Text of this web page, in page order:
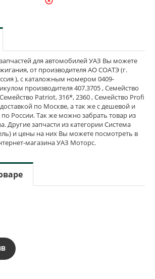
для автомобилей УАЗ Вы можете
от производителя АО СОАТЭ (г.
), с каталожным номером 0409-
производителя 407.3705 , Семейство
Patriot, 316*, 2360 , Семейство Profi
по Москве, а так же с дешевой и
России. Так же можно забрать товар из
Другие запчасти из категории Система
и цены на них Вы можете посмотреть в
магазина УАЗ Моторс.